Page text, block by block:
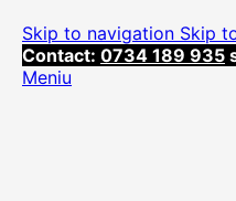
Skip to navigation Skip
Contact: 0734 189 935
Meniu